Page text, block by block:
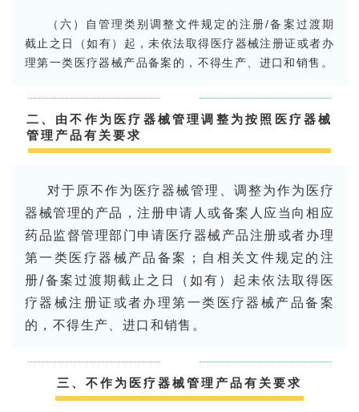
（六）自管理类别调整文件规定的注册/备案过渡期
截止之日（如有）起，未依法取得医疗器械注册证或者办
理第一类医疗器械产品备案的，不得生产、进口和销售。
二、由不作为医疗器械管理调整为按照医疗器械
管理产品有关要求
对于原不作为医疗器械管理、调整为作为医疗
器械管理的产品，注册申请人或备案人应当向相应
药品监督管理部门申请医疗器械产品注册或者办理
第一类医疗器械产品备案；自相关文件规定的注
册/备案过渡期截止之日（如有）起未依法取得医
疗器械注册证或者办理第一类医疗器械产品备案
的，不得生产、进口和销售。
三、不作为医疗器械管理产品有关要求